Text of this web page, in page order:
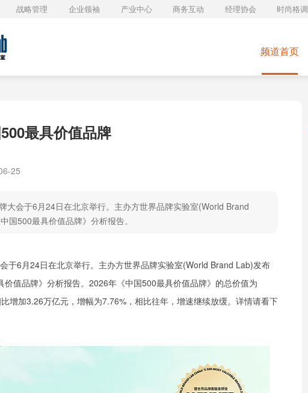
战略管理 企业领袖 产业中心 商务互动 经理协会 时尚格调
频道首页
最具价值品牌
25
大会于6月24日在北京举行。主办方世界品牌实验室(World Brand
国500最具价值品牌》分析报告。
于6月24日在北京举行。主办方世界品牌实验室(World Brand Lab)发布
价值品牌》分析报告。2026年《中国500最具价值品牌》的总价值为
增加3.26万亿元，增幅为7.76%，相比往年，增速继续放缓。详情请看下